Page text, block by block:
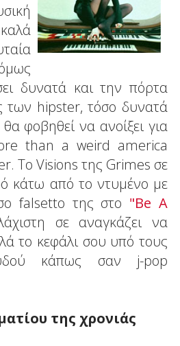
δυνατά και την πόρτα
των hipster, τόσο δυνατά
φοβηθεί να ανοίξει για
than a weird america
Το Visions της Grimes σε
κάτω από το ντυμένο με
falsetto της στο "Βe A
σε αναγκάζει να
το κεφάλι σου υπό τους
κάπως σαν j-pop
της χρονιάς